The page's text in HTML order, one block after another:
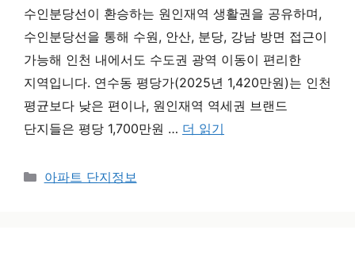
수인분당선이 환승하는 원인재역 생활권을 공유하며,
수인분당선을 통해 수원, 안산, 분당, 강남 방면 접근이
가능해 인천 내에서도 수도권 광역 이동이 편리한
지역입니다. 연수동 평당가(2025년 1,420만원)는 인천
평균보다 낮은 편이나, 원인재역 역세권 브랜드
단지들은 평당 1,700만원 … 더 읽기
카테고리
아파트 단지정보